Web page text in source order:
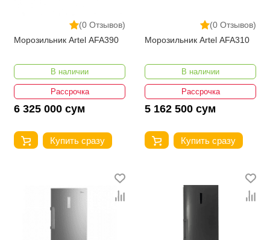
(0 Отзывов)
Морозильник Artel AFA390
В наличии
Рассрочка
6 325 000 сум
Купить сразу
(0 Отзывов)
Морозильник Artel AFA310
В наличии
Рассрочка
5 162 500 сум
Купить сразу